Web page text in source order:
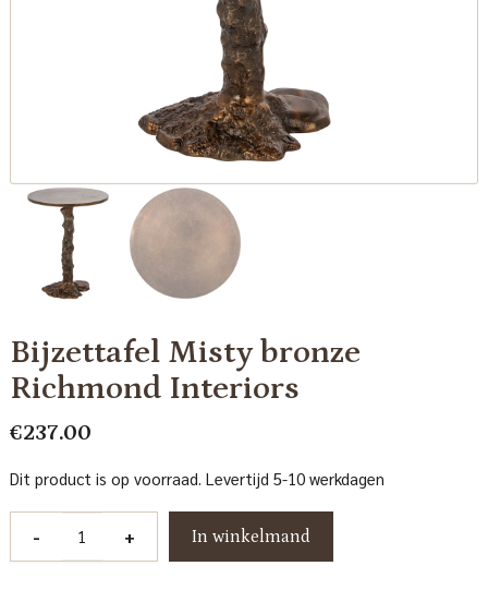
Bijzettafel Misty bronze
Richmond Interiors
€237.00
Dit product is op voorraad. Levertijd 5-10 werkdagen
- + In winkelmand